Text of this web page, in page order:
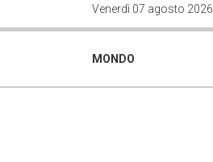
Venerdì 07 agosto 2026
MONDO